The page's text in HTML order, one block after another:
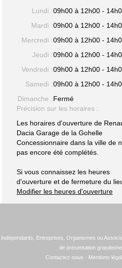
Lundi :09h00 à 12h00 -
Mardi :09h00 à 12h00 -
Mercredi :09h00 à 12h00 -
Jeudi :09h00 à 12h00 -
Vendredi :09h00 à 12h00 -
Samedi :09h00 à 12h00 -
Dimanche :Fermé
Précision sur les horaires :
Les horaires d'ouverture de
Dacia Garage de la Gohelle
Concessionnaire dans la ville de
pas encore été complétés.
Si vous connaissez les heures
d'ouverture et de fermeture du
Modifier les heures d'ouverture
Indépendants, Entreprises, Organismes ou
de présentation
Contactez-nous - Mentions